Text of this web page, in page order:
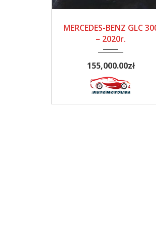
MERCEDES-BENZ GLC
– 2020r.
155,000.00zł